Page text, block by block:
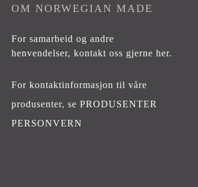
OM NORWEGIAN MADE
For samarbeid og andre
henvendelser,kontakt oss gjerne her.
For kontaktinformasjon til våre
produsenter, sePRODUSENTER
PERSONVERN